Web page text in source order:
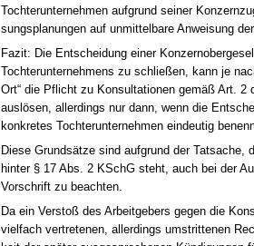
Toch­ter­un­ter­neh­men auf­grund sei­ner
sungs­pla­nun­gen auf un­mit­tel­ba­re An­wei­sung
Fa­zit: Die Ent­schei­dung ei­ner
Toch­ter­un­ter­neh­mens zu schließen, kann je
Ort“ die Pflicht zu Kon­sul­ta­tio­nen gemäß Art. 2
auslösen, al­ler­dings nur dann, wenn die
kon­kre­tes Toch­ter­un­ter­neh­men ein­deu­tig
Die­se Grundsätze sind auf­grund der Tat­sa­che,
hin­ter § 17 Abs. 2 KSchG steht, auch bei der
Vor­schrift zu be­ach­ten.
Da ein Ver­s­toß des Ar­beit­ge­bers ge­gen die
viel­fach ver­tre­te­nen, al­ler­dings um­strit­te­nen